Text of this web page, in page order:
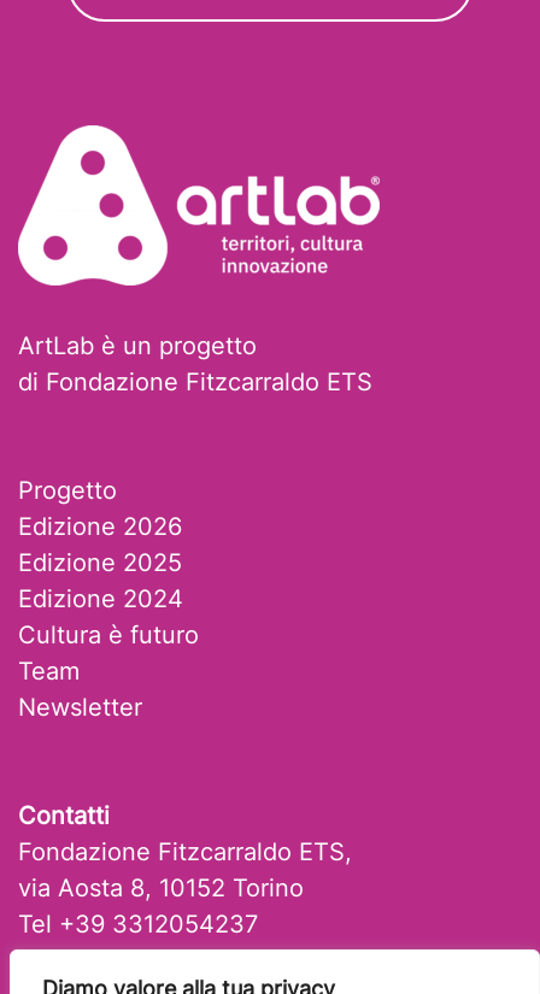
Diamo valore alla tua privacy
ArtLab è un progetto
di Fondazione Fitzcarraldo ETS
Progetto
Edizione 2026
Edizione 2025
Edizione 2024
Cultura è futuro
Team
Newsletter
Contatti
Fondazione Fitzcarraldo ETS,
via Aosta 8, 10152 Torino
Tel +39 3312054237